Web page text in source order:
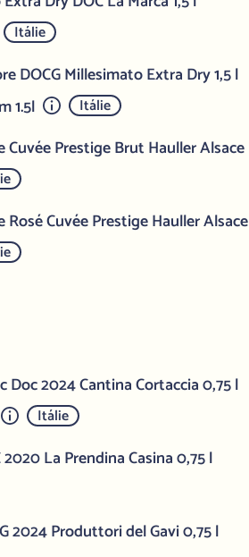
Itálie
DOCG Millesimato Extra Dry 1,5 l
1.5l
Itálie
Cuvée Prestige Brut Hauller Alsace
Cuvée Prestige Hauller Alsace
Doc 2024 Cantina Cortaccia 0,75 l
Itálie
La Prendina Casina 0,75 l
2024 Produttori del Gavi 0,75 l